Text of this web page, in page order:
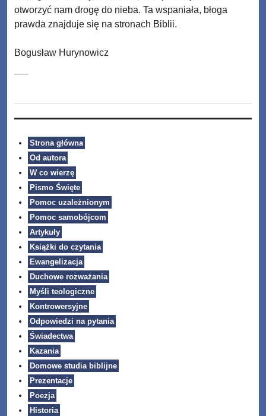
otworzyć nam drogę do nieba. Ta wspaniała, błoga
prawda znajduje się na stronach Biblii.
Bogusław Hurynowicz
Strona główna
Od autora
W co wierzę
Pismo Święte
Pomoc uzależnionym
Pomoc samobójcom
Artykuły
Książki do czytania
Ewangelizacja
Duchowe rozważania
Myśli teologiczne
Kontrowersyjne
Odpowiedzi na pytania
Świadectwa
Kazania
Domowe studia biblijne
Prezentacje
Poezja
Historia